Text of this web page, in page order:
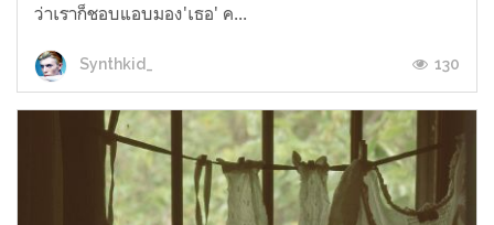
ว่าเราก็ชอบแอบมอง'เธอ' ค...
Synthkid_ 130